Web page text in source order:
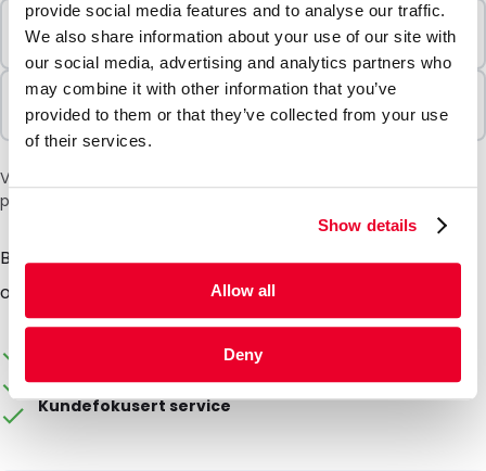
provide social media features and to analyse our traffic.
We also share information about your use of our site with
our social media, advertising and analytics partners who
may combine it with other information that you’ve
provided to them or that they’ve collected from your use
of their services.
Show details
Allow all
Deny
Minimumsbestilling
1 Enheter
Selges i pakker
1 Enheter
Vær oppmerksom på: et tillegg på 6 % vil bli lagt til i kassen
på grunn av den nåværende situasjonen i Midtøsten.
Basefoam dekker bunnen av Systainer3 M-versjonen
og gir myk beskyttelse.
Emballasjen kan tilpasses
Kundefokusert service